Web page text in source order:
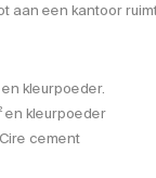
aan een kantoor
kleurpoeder.
en kleurpoeder
cement